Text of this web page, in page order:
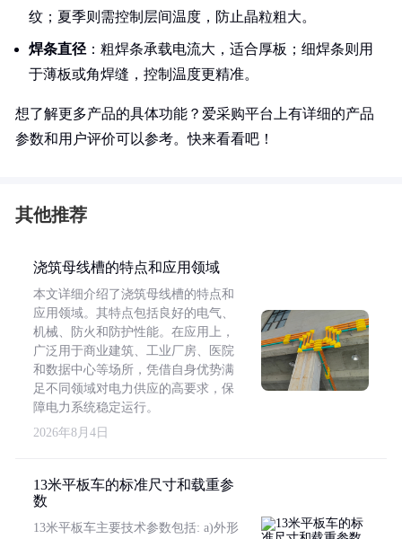
纹；夏季则需控制层间温度，防止晶粒粗大。
焊条直径 ：粗焊条承载电流大，适合厚板；细焊条则用
于薄板或角焊缝，控制温度更精准。
想了解更多产品的具体功能？爱采购平台上有详细的产品
参数和用户评价可以参考。快来看看吧！
其他推荐
浇筑母线槽的特点和应用领域
本文详细介绍了浇筑母线槽的特点和
应用领域。其特点包括良好的电气、
机械、防火和防护性能。在应用上，
广泛用于商业建筑、工业厂房、医院
和数据中心等场所，凭借自身优势满
足不同领域对电力供应的高要求，保
障电力系统稳定运行。
2026年8月4日
13米平板车的标准尺寸和载重参
数
13米平板车主要技术参数包括: a)外形